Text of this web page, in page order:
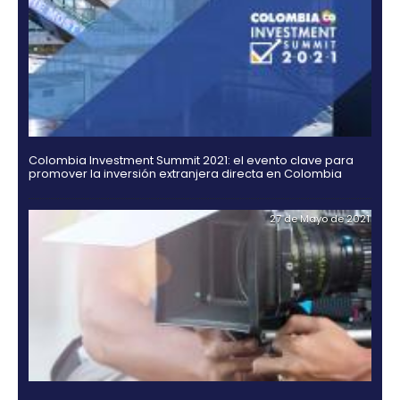
Rating agencies Moody's, Fitch and Standard &
ratify their confidence in Colombia
02 de